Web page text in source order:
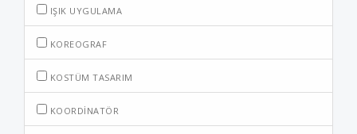
IŞIK UYGULAMA
KOREOGRAF
KOSTÜM TASARIM
KOORDINATÖR